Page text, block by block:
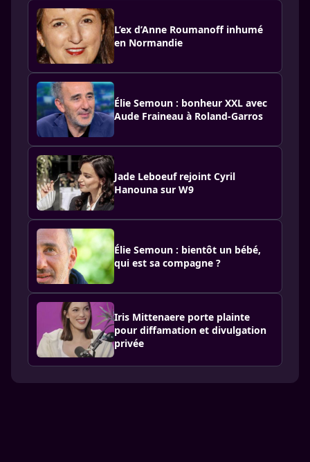
L’ex d’Anne Roumanoff inhumé
en Normandie
Élie Semoun : bonheur XXL avec
Aude Fraineau à Roland-Garros
Jade Leboeuf rejoint Cyril
Hanouna sur W9
Élie Semoun : bientôt un bébé,
qui est sa compagne ?
Iris Mittenaere porte plainte
pour diffamation et divulgation
privée